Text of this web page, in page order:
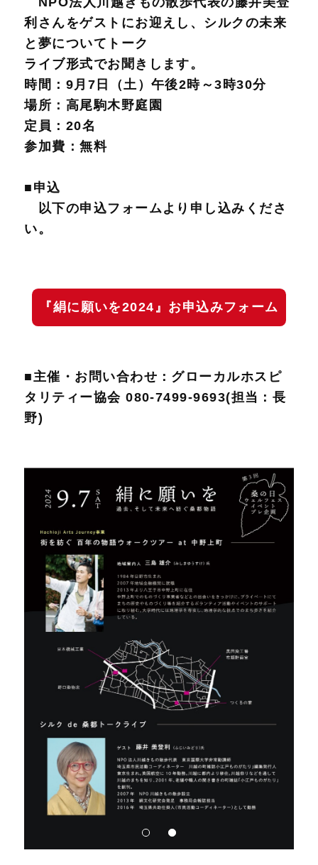
利さんをゲストにお迎えし、シルクの未来
と夢についてトーク
ライブ形式でお聞きします。
時間：9月7日（土）午後2時～3時30分
場所：高尾駒木野庭園
定員：20名
参加費：無料
■申込
以下の申込フォームより申し込みくださ
い。
『絹に願いを2024』お申込みフォーム
■主催・お問い合わせ：グローカルホスピ
タリティー協会 080-7499-9693(担当：長
野)